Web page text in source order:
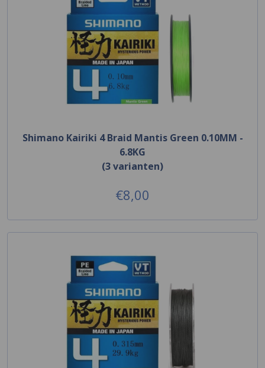
Shimano Kairiki 4 Braid Mantis Green 0.10MM -
6.8KG
(3 varianten)
€8,00